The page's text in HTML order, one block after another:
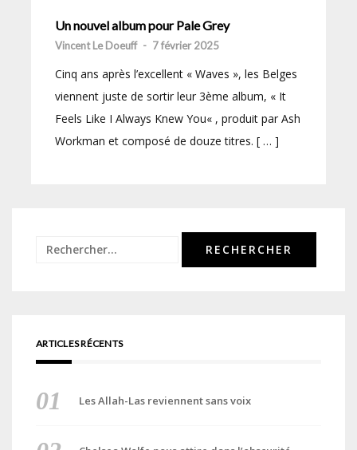
Un nouvel album pour Pale Grey
Vincent Le Doeuff - 7 février 2025
Cinq ans après l’excellent « Waves », les Belges
viennent juste de sortir leur 3ème album, « It
Feels Like I Always Knew You« , produit par Ash
Workman et composé de douze titres. [ … ]
Rechercher :
ARTICLES RÉCENTS
Les Allah-Las reviennent sans voix